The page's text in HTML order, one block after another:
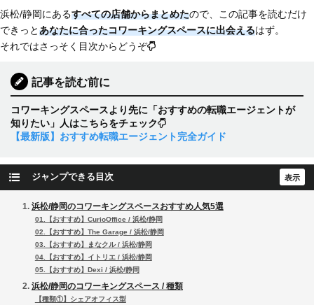
浜松/静岡にあるすべての店舗からまとめたので、この記事を読むだけ
できっとあなたに合ったコワーキングスペースに出会えるはず。
それではさっそく目次からどうぞ
記事を読む前に
コワーキングスペースより先に「おすすめの転職エージェントが
知りたい」人はこちらをチェック
【最新版】おすすめ転職エージェント完全ガイド
ジャンプできる目次
浜松/静岡のコワーキングスペースおすすめ人気5選
01.【おすすめ】CurioOffice / 浜松/静岡
02.【おすすめ】The Garage / 浜松/静岡
03.【おすすめ】まなクル / 浜松/静岡
04.【おすすめ】イトリエ / 浜松/静岡
05.【おすすめ】Dexi / 浜松/静岡
浜松/静岡のコワーキングスペース / 種類
【種類①】シェアオフィス型